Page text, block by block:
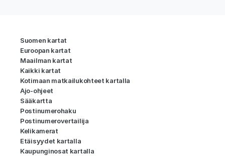
Suomen kartat
Euroopan kartat
Maailman kartat
Kaikki kartat
Kotimaan matkailukohteet kartalla
Ajo-ohjeet
Sääkartta
Postinumerohaku
Postinumerovertailija
Kelikamerat
Etäisyydet kartalla
Kaupunginosat kartalla